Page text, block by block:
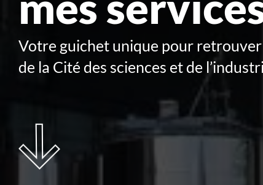
Votre guichet unique pour retrouver
de la Cité des sciences et de